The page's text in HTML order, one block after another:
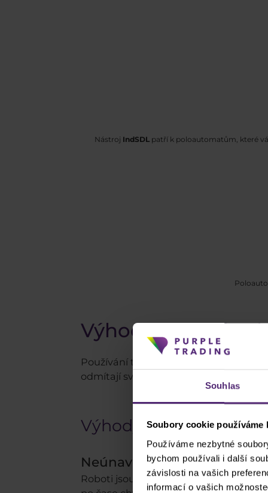
Souhlas
Soubory cookie
Používáme nezbytné
bychom používali i další
závislosti na vašich
informací o vašich
Nástroj IndSDLpatří k poloautomatům, které
Výhody a
Používání tradingových robotů má
odmítají své těžce vydělané peníze
Výhody
Neúnavnost
Roboti jsou narozdíl od lidí neúnavní